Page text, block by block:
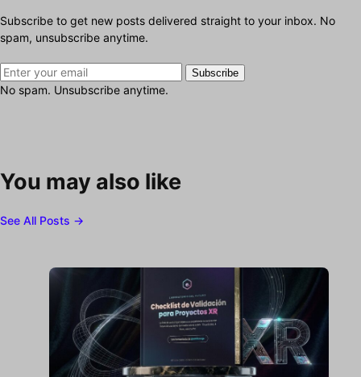
Subscribe to get new posts delivered straight to your inbox. No
spam, unsubscribe anytime.
Subscribe
No spam. Unsubscribe anytime.
You may also like
See All Posts →